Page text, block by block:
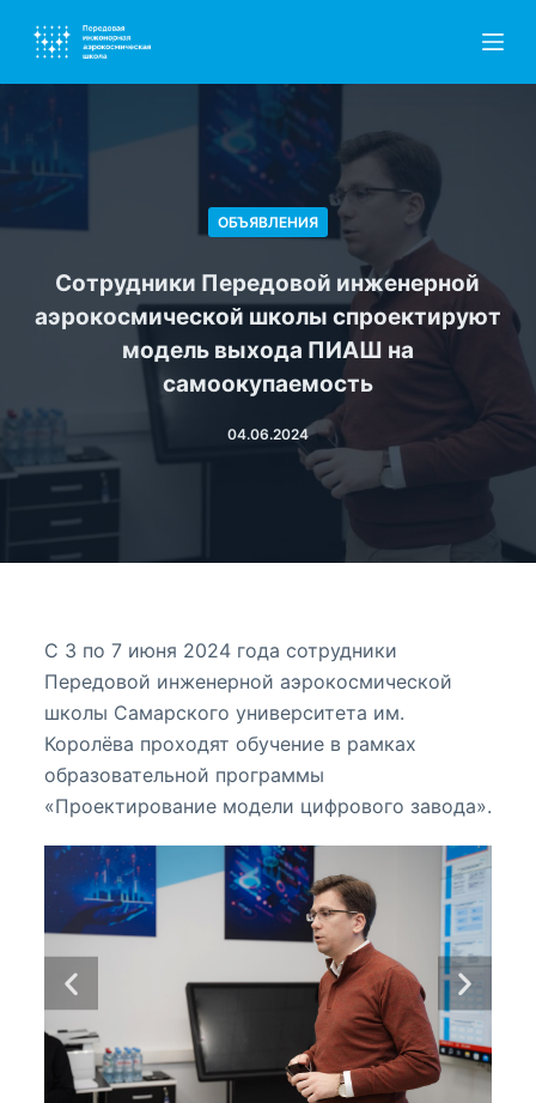
П
р
ОБЪЯВЛЕНИЯ
Сотрудники Передовой инженерной
аэрокосмической школы спроектируют
модель выхода ПИАШ на
самоокупаемость
04.06.2024
С 3 по 7 июня 2024 года сотрудники
Передовой инженерной аэрокосмической
школы Самарского университета им.
Королёва проходят обучение в рамках
образовательной программы
«Проектирование модели цифрового завода».